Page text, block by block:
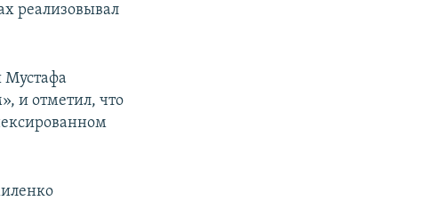
реализовывал
Мустафа
и отметил, что